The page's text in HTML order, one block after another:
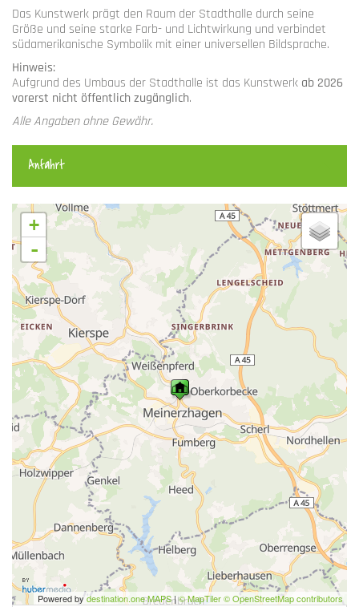
Das Kunstwerk prägt den Raum der Stadthalle durch seine
Größe und seine starke Farb- und Lichtwirkung und verbindet
südamerikanische Symbolik mit einer universellen Bildsprache.
Hinweis:
Aufgrund des Umbaus der Stadthalle ist das Kunstwerk ab 2026
vorerst nicht öffentlich zugänglich.
Alle Angaben ohne Gewähr.
Anfahrt
+
-
Powered bydestination.one MAPS|© MapTiler © OpenStreetMap contributors